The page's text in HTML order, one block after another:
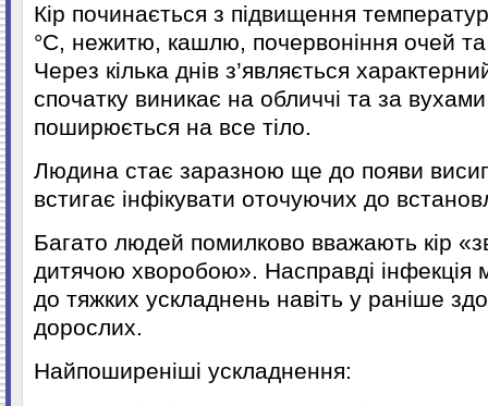
Кір починається з підвищення
°С, нежитю, кашлю, почервоніння очей та
Через кілька днів з’являється
спочатку виникає на обличчі та за
поширюється на все тіло.
Людина стає заразною ще до появи
встигає інфікувати оточуючих до
Багато людей помилково вважають кір
дитячою хворобою». Насправді інфекція
до тяжких ускладнень навіть у раніше
дорослих.
Найпоширеніші ускладнення: